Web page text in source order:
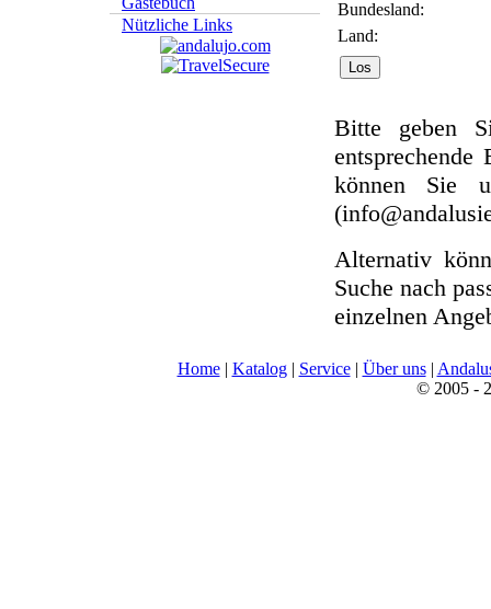
Nützliche Links
Bundesland:
Land:
Bitte geben
entsprechende
können Sie
Alternativ
Suche nach
einzelnen
Home| Katalog| Service| Über uns|
© 2005 -